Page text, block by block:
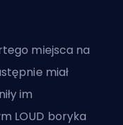
miejsca na
miał
im
LOUD boryka